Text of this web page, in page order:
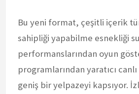
Bu yeni format, çeşitli içerik
sahipliği yapabilme esnekliği
performanslarından oyun
programlarından yaratıcı
geniş bir yelpazeyi kapsıyor.